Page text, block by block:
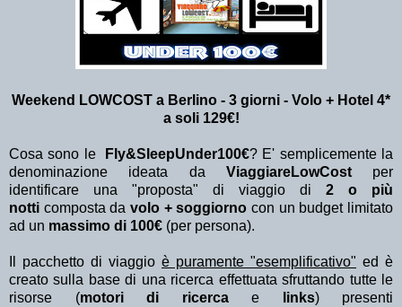
Weekend LOWCOST a Berlino - 3 giorni - Volo + Hotel 4*
a soli 129€!
Cosa sono le Fly&SleepUnder100€? E' semplicemente la
denominazione ideata da ViaggiareLowCostper
identificare una "proposta" di viaggio di 2 o più
notti composta davolo + soggiorno con un budget limitato
ad un massimo di 100€ (per persona).
Il pacchetto di viaggio è puramente "esemplificativo" ed è
creato sulla base di una ricerca effettuata sfruttando tutte le
risorse (motori di ricerca e links) presenti